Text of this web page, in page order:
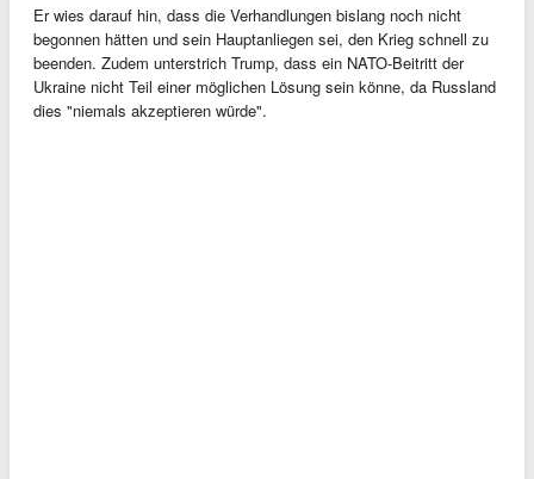
Er wies darauf hin, dass die Verhandlungen bislang noch nicht
begonnen hätten und sein Hauptanliegen sei, den Krieg schnell zu
beenden. Zudem unterstrich Trump, dass ein NATO-Beitritt der
Ukraine nicht Teil einer möglichen Lösung sein könne, da Russland
dies "niemals akzeptieren würde".